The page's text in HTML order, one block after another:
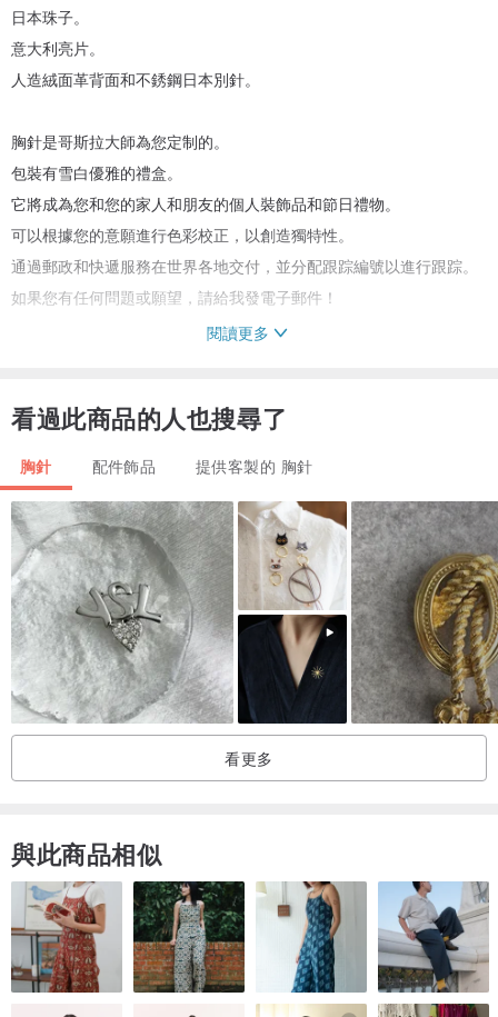
日本珠子。
意大利亮片。
人造絨面革背面和不銹鋼日本別針。
胸針是哥斯拉大師為您定制的。
包裝有雪白優雅的禮盒。
它將成為您和您的家人和朋友的個人裝飾品和節日禮物。
可以根據您的意願進行色彩校正，以創造獨特性。
通過郵政和快遞服務在世界各地交付，並分配跟踪編號以進行跟踪。
如果您有任何問題或願望，請給我發電子郵件！
閱讀更多
看過此商品的人也搜尋了
胸針 配件飾品 提供客製的 胸針
看更多
與此商品相似